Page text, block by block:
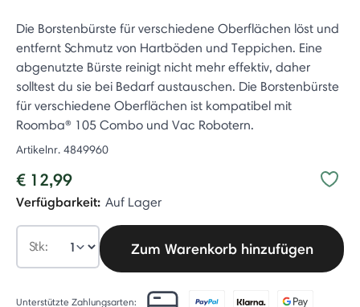
Die Borstenbürste für verschiedene Oberflächen löst und
entfernt Schmutz von Hartböden und Teppichen. Eine
abgenutzte Bürste reinigt nicht mehr effektiv, daher
solltest du sie bei Bedarf austauschen. Die Borstenbürste
für verschiedene Oberflächen ist kompatibel mit
Roomba® 105 Combo und Vac Robotern.
Artikelnr. 4849960
€ 12,99
Verfügbarkeit: Auf Lager
Stk: Zum Warenkorb hinzufügen
Unterstützte Zahlungsarten: